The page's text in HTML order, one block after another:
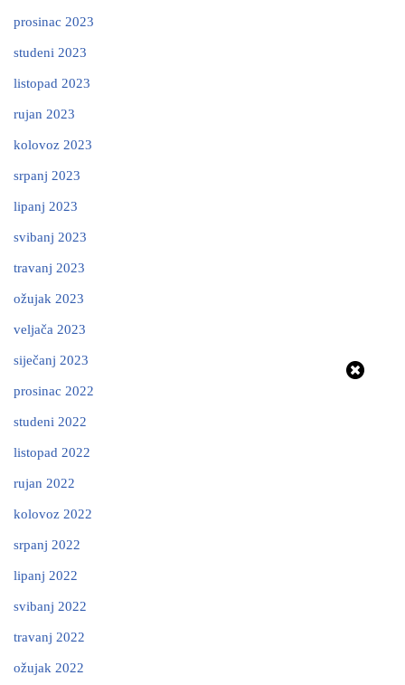
prosinac 2023
studeni 2023
listopad 2023
rujan 2023
kolovoz 2023
srpanj 2023
lipanj 2023
svibanj 2023
travanj 2023
ožujak 2023
veljača 2023
siječanj 2023
prosinac 2022
studeni 2022
listopad 2022
rujan 2022
kolovoz 2022
srpanj 2022
lipanj 2022
svibanj 2022
travanj 2022
ožujak 2022